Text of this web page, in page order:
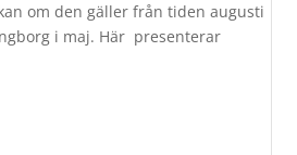
om den gäller från tiden augusti
i maj. Här presenterar